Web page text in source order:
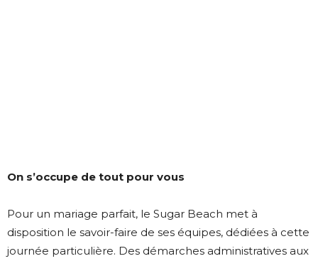
On s’occupe de tout pour vous
Pour un mariage parfait, le Sugar Beach met à
disposition le savoir-faire de ses équipes, dédiées à cette
journée particulière. Des démarches administratives aux